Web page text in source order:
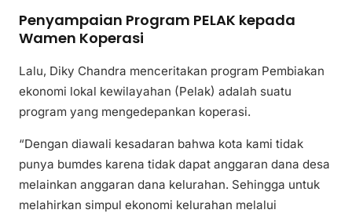
Penyampaian Program PELAK kepada
Wamen Koperasi
Lalu, Diky Chandra menceritakan program Pembiakan
ekonomi lokal kewilayahan (Pelak) adalah suatu
program yang mengedepankan koperasi.
“Dengan diawali kesadaran bahwa kota kami tidak
punya bumdes karena tidak dapat anggaran dana desa
melainkan anggaran dana kelurahan. Sehingga untuk
melahirkan simpul ekonomi kelurahan melalui